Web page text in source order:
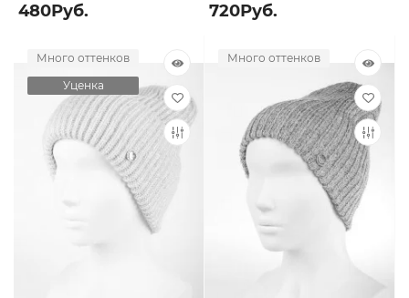
480Руб. 720Руб.
Много оттенков
Уценка
Много оттенков